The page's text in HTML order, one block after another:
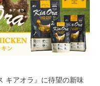
キアオラ』に待望の新味